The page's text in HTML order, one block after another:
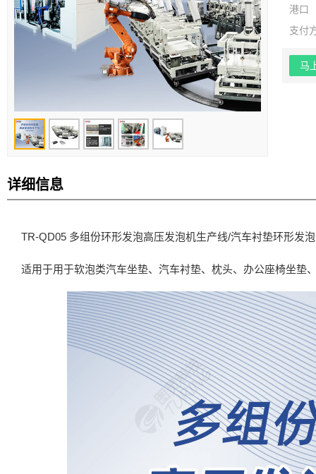
港口
支付
马
详细信息
TR-QD05 多组份环形发泡高压发泡机生产线/汽车衬垫环形发
适用于用于软泡类汽车坐垫、汽车衬垫、枕头、办公座椅坐垫